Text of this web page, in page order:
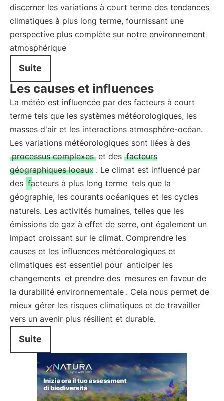
discerner les variations à court terme des tendances
climatiques à plus long terme, fournissant une
perspective plus complète sur notre environnement
atmosphérique
Suite
Les causes et influences
La météo est influencée par des facteurs à court
terme tels que les systèmes météorologiques, les
masses d'air et les interactions atmosphère-océan.
Les variations météorologiques sont liées à des
processus complexes et des facteurs
géographiques locaux . Le climat est influencé par
des facteurs à plus long terme tels que la
géographie, les courants océaniques et les cycles
naturels. Les activités humaines, telles que les
émissions de gaz à effet de serre, ont également un
impact croissant sur le climat. Comprendre les
causes et les influences météorologiques et
climatiques est essentiel pour anticiper les
changements et prendre des mesures en faveur de
la durabilité environnementale . Cela nous permet de
mieux gérer les risques climatiques et de travailler
vers un avenir plus résilient et durable.
Suite